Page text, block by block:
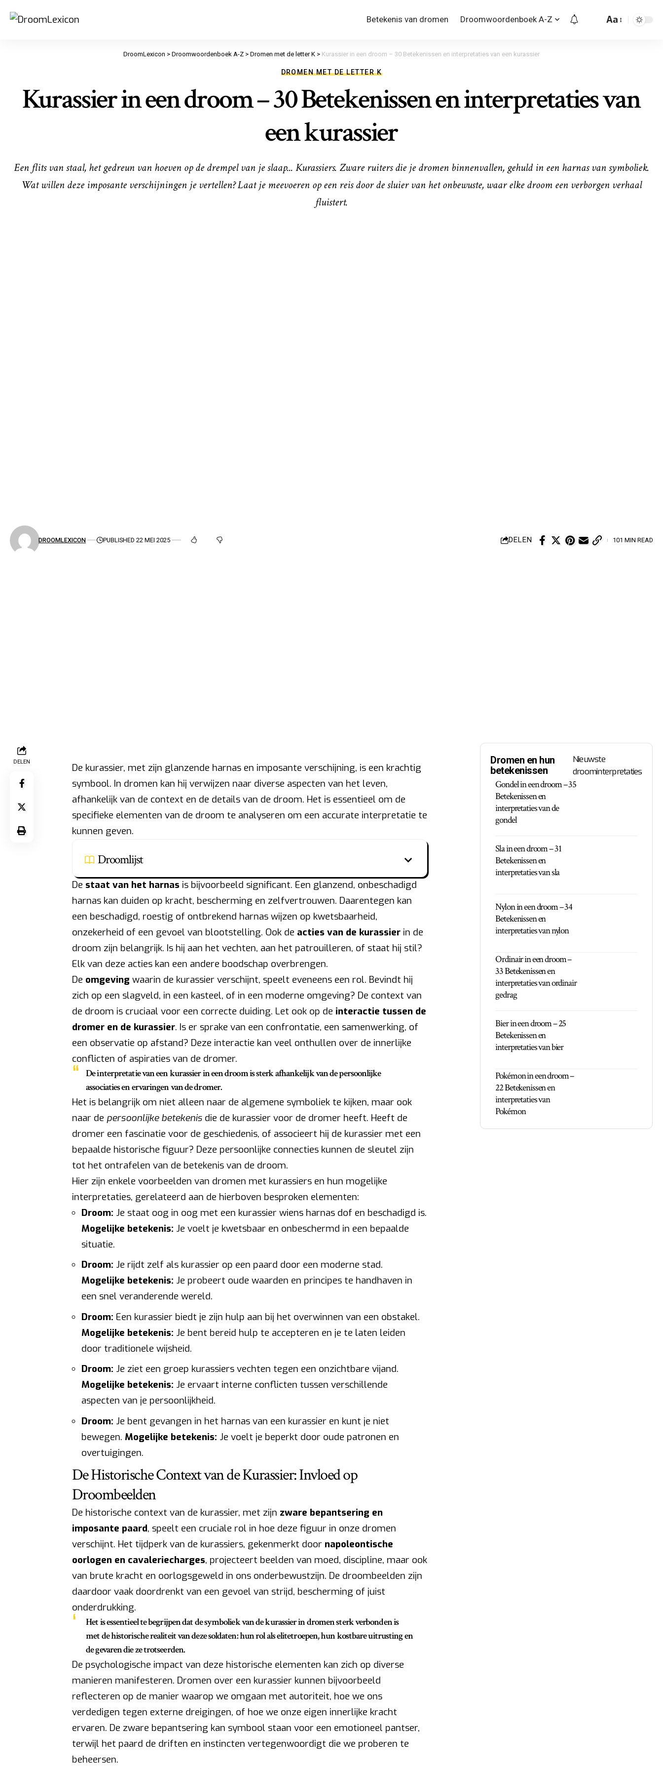
Betekenis van dromen Droomwoordenboek A-Z Aa
DroomLexicon > Droomwoordenboek A-Z > Dromen met de letter K > Kurassier in een droom – 30 Betekenissen en interpretaties van een kurassier
DROMEN MET DE LETTER K
Kurassier in een droom – 30 Betekenissen en interpretaties van
een kurassier
Een flits van staal, het gedreun van hoeven op de drempel van je slaap... Kurassiers. Zware ruiters die je dromen binnenvallen, gehuld in een harnas van symboliek.
Wat willen deze imposante verschijningen je vertellen? Laat je meevoeren op een reis door de sluier van het onbewuste, waar elke droom een verborgen verhaal
fluistert.
DROOMLEXICON PUBLISHED 22 MEI 2025 DELEN 101 MIN READ
DELEN
De kurassier, met zijn glanzende harnas en imposante verschijning, is een krachtig
symbool. In dromen kan hij verwijzen naar diverse aspecten van het leven,
afhankelijk van de context en de details van de droom. Het is essentieel om de
specifieke elementen van de droom te analyseren om een accurate interpretatie te
kunnen geven.
Droomlijst
De staat van het harnas is bijvoorbeeld significant. Een glanzend, onbeschadigd
harnas kan duiden op kracht, bescherming en zelfvertrouwen. Daarentegen kan
een beschadigd, roestig of ontbrekend harnas wijzen op kwetsbaarheid,
onzekerheid of een gevoel van blootstelling. Ook de acties van de kurassierin de
droom zijn belangrijk. Is hij aan het vechten, aan het patrouilleren, of staat hij stil?
Elk van deze acties kan een andere boodschap overbrengen.
De omgeving waarin de kurassier verschijnt, speelt eveneens een rol. Bevindt hij
zich op een slagveld, in een kasteel, of in een moderne omgeving? De context van
de droom is cruciaal voor een correcte duiding. Let ook op de interactie tussen de
dromer en de kurassier. Is er sprake van een confrontatie, een samenwerking, of
een observatie op afstand? Deze interactie kan veel onthullen over de innerlijke
conflicten of aspiraties van de dromer.
De interpretatie van een kurassier in een droom is sterk afhankelijk van de persoonlijke
associaties en ervaringen van de dromer.
Het is belangrijk om niet alleen naar de algemene symboliek te kijken, maar ook
naar de persoonlijke betekenisdie de kurassier voor de dromer heeft. Heeft de
dromer een fascinatie voor de geschiedenis, of associeert hij de kurassier met een
bepaalde historische figuur? Deze persoonlijke connecties kunnen de sleutel zijn
tot het ontrafelen van de betekenis van de droom.
Hier zijn enkele voorbeelden van dromen met kurassiers en hun mogelijke
interpretaties, gerelateerd aan de hierboven besproken elementen:
Droom: Je staat oog in oog met een kurassier wiens harnas dof en beschadigd is.
Mogelijke betekenis: Je voelt je kwetsbaar en onbeschermd in een bepaalde
situatie.
Droom: Je rijdt zelf als kurassier op een paard door een moderne stad.
Mogelijke betekenis: Je probeert oude waarden en principes te handhaven in
een snel veranderende wereld.
Droom: Een kurassier biedt je zijn hulp aan bij het overwinnen van een obstakel.
Mogelijke betekenis: Je bent bereid hulp te accepteren en je te laten leiden
door traditionele wijsheid.
Droom: Je ziet een groep kurassiers vechten tegen een onzichtbare vijand.
Mogelijke betekenis: Je ervaart interne conflicten tussen verschillende
aspecten van je persoonlijkheid.
Droom: Je bent gevangen in het harnas van een kurassier en kunt je niet
bewegen. Mogelijke betekenis: Je voelt je beperkt door oude patronen en
overtuigingen.
De Historische Context van de Kurassier: Invloed op
Droombeelden
De historische context van de kurassier, met zijn zware bepantsering en
imposante paard, speelt een cruciale rol in hoe deze figuur in onze dromen
verschijnt. Het tijdperk van de kurassiers, gekenmerkt door napoleontische
oorlogen en cavaleriecharges, projecteert beelden van moed, discipline, maar ook
van brute kracht en oorlogsgeweld in ons onderbewustzijn. De droombeelden zijn
daardoor vaak doordrenkt van een gevoel van strijd, bescherming of juist
onderdrukking.
Het is essentieel te begrijpen dat de symboliek van de kurassier in dromen sterk verbonden is
met de historische realiteit van deze soldaten: hun rol als elitetroepen, hun kostbare uitrusting en
de gevaren die ze trotseerden.
De psychologische impact van deze historische elementen kan zich op diverse
manieren manifesteren. Dromen over een kurassier kunnen bijvoorbeeld
reflecteren op de manier waarop we omgaan met autoriteit, hoe we ons
verdedigen tegen externe dreigingen, of hoe we onze eigen innerlijke kracht
ervaren. De zware bepantsering kan symbool staan voor een emotioneel pantser,
terwijl het paard de driften en instincten vertegenwoordigt die we proberen te
beheersen.
Dromen en hun
betekenissen
Nieuwste
droominterpretaties
Gondel in een droom – 35
Betekenissen en
interpretaties van de
gondel
Sla in een droom – 31
Betekenissen en
interpretaties van sla
Nylon in een droom – 34
Betekenissen en
interpretaties van nylon
Ordinair in een droom –
33 Betekenissen en
interpretaties van ordinair
gedrag
Bier in een droom – 25
Betekenissen en
interpretaties van bier
Pokémon in een droom –
22 Betekenissen en
interpretaties van
Pokémon